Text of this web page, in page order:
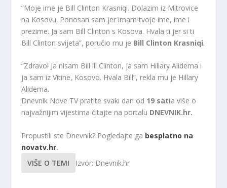
“Moje ime je Bill Clinton Krasniqi. Dolazim iz Mitrovice
na Kosovu. Ponosan sam jer imam tvoje ime, ime i
prezime. Ja sam Bill Clinton s Kosova. Hvala ti jer si ti
Bill Clinton svijeta”, poručio mu je Bill Clinton Krasniqi.
“Zdravo! Ja nisam Bill ili Clinton, ja sam Hillary Alidema i
ja sam iz Vitine, Kosovo. Hvala Bill”, rekla mu je Hillary
Alidema.
Dnevnik Nove TV pratite svaki dan od 19 satia više o
najvažnijim vijestima čitajte na portalu DNEVNIK.hr.
Propustili ste Dnevnik? Pogledajte ga besplatno na
novatv.hr.
VIŠE O TEMI
Izvor: Dnevnik.hr